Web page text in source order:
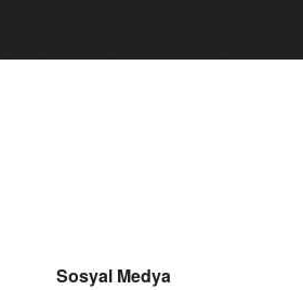
Sosyal Medya